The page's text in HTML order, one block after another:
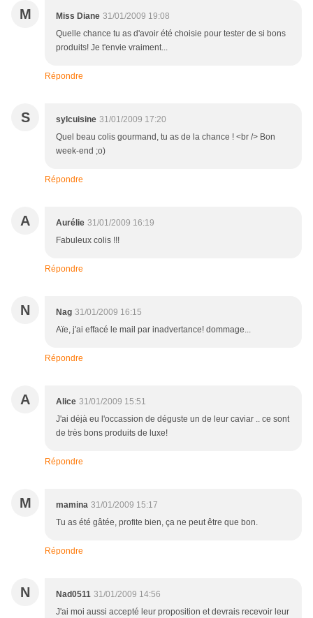
M Miss Diane 31/01/2009 19:08
Quelle chance tu as d'avoir été choisie pour tester de si bons
produits! Je t'envie vraiment...
Répondre
S sylcuisine 31/01/2009 17:20
Quel beau colis gourmand, tu as de la chance ! <br /> Bon
week-end ;o)
Répondre
A Aurélie 31/01/2009 16:19
Fabuleux colis !!!
Répondre
N Nag 31/01/2009 16:15
Aïe, j'ai effacé le mail par inadvertance! dommage...
Répondre
A Alice 31/01/2009 15:51
J'ai déjà eu l'occassion de déguste un de leur caviar .. ce sont
de très bons produits de luxe!
Répondre
M mamina 31/01/2009 15:17
Tu as été gâtée, profite bien, ça ne peut être que bon.
Répondre
N Nad0511 31/01/2009 14:56
J'ai moi aussi accepté leur proposition et devrais recevoir leur